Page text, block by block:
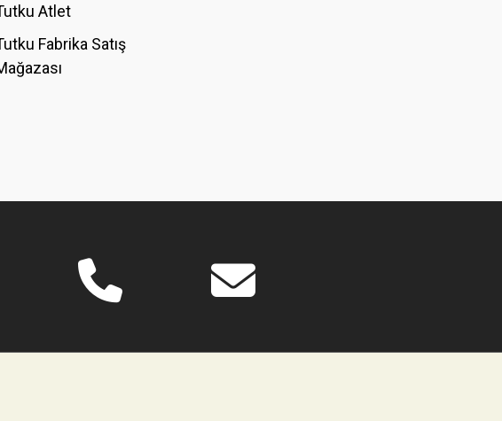
Atlet
Fabrika Satış